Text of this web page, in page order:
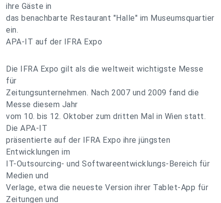
ihre Gäste in
das benachbarte Restaurant "Halle" im Museumsquartier
ein.
APA-IT auf der IFRA Expo
Die IFRA Expo gilt als die weltweit wichtigste Messe
für
Zeitungsunternehmen. Nach 2007 und 2009 fand die
Messe diesem Jahr
vom 10. bis 12. Oktober zum dritten Mal in Wien statt.
Die APA-IT
präsentierte auf der IFRA Expo ihre jüngsten
Entwicklungen im
IT-Outsourcing- und Softwareentwicklungs-Bereich für
Medien und
Verlage, etwa die neueste Version ihrer Tablet-App für
Zeitungen und